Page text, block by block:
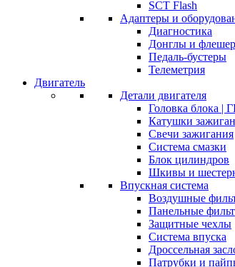
SCT Flash
Адаптеры и
Диагностика
Донглы и
Педаль-бустеры
Телеметрия
Двигатель
Детали двигателя
Головка блока |
Катушки
Свечи зажигания
Система смазки
Блок цилиндров
Шкивы и
Впускная система
Воздушные
Панельные
Защитные чехлы
Система впуска
Дроссельная
Патрубки и